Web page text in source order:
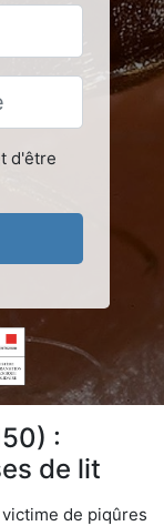
d'être
:
de lit
de piqûres